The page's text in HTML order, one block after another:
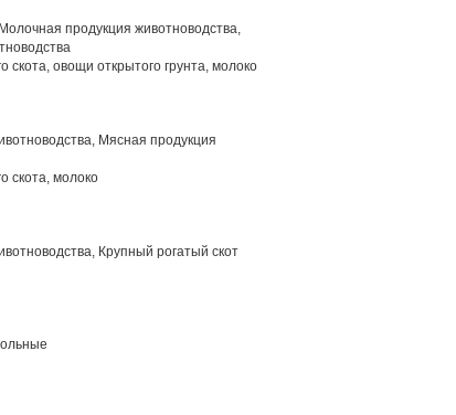
продукция животноводства,
скота, овощи открытого грунта, молоко
Мясная продукция
скота, молоко
Крупный рогатый скот